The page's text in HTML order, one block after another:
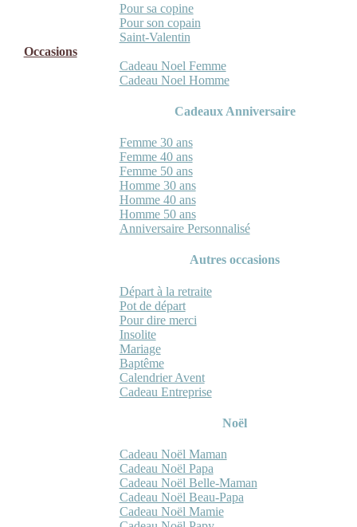
Pour sa copine
Pour son copain
Saint-Valentin
Occasions
Cadeau Noel Femme
Cadeau Noel Homme
Cadeaux Anniversaire
Femme 30 ans
Femme 40 ans
Femme 50 ans
Homme 30 ans
Homme 40 ans
Homme 50 ans
Anniversaire Personnalisé
Autres occasions
Départ à la retraite
Pot de départ
Pour dire merci
Insolite
Mariage
Baptême
Calendrier Avent
Cadeau Entreprise
Noël
Cadeau Noël Maman
Cadeau Noël Papa
Cadeau Noël Belle-Maman
Cadeau Noël Beau-Papa
Cadeau Noël Mamie